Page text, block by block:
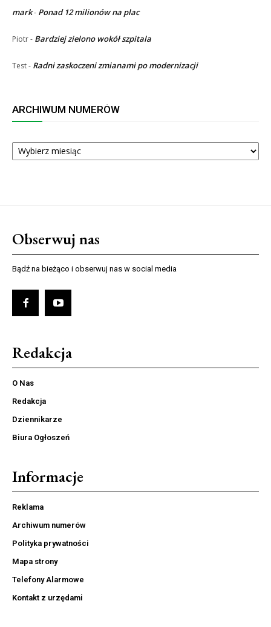
mark- Ponad 12 milionów na plac
Piotr- Bardziej zielono wokół szpitala
Test- Radni zaskoczeni zmianami po modernizacji
ARCHIWUM NUMERÓW
ARCHIWUM
NUMERÓW
Obserwuj nas
Bądź na bieżąco i obserwuj nas w social media
Redakcja
O Nas
Redakcja
Dziennikarze
Biura Ogłoszeń
Informacje
Reklama
Archiwum numerów
Polityka prywatności
Mapa strony
Telefony Alarmowe
Kontakt z urzędami